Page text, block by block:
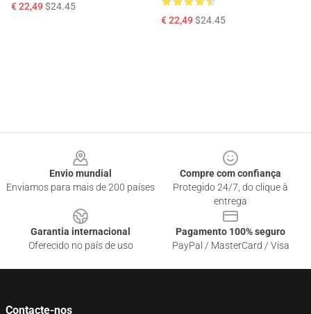
€ 22,49$24.45
€ 22,49$24.45
Envio mundial
Enviamos para mais de 200 países
Compre com confiança
Protegido 24/7, do clique à
entrega
Garantia internacional
Oferecido no país de uso
Pagamento 100% seguro
PayPal / MasterCard / Visa
Contacte-nos